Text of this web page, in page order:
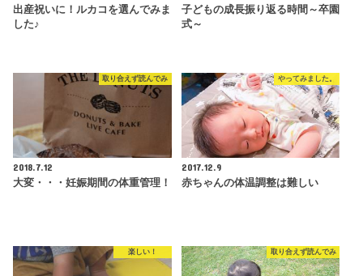
出産祝いに！ルカコを選んでみま
した♪
子どもの成長振り返る時間～卒園
式～
取り合えず読んでみ
2018.7.12
大変・・・妊娠期間の体重管理！
やってみました。
2017.12.9
赤ちゃんの体温調整は難しい
楽しい！ 取り合えず読んでみ